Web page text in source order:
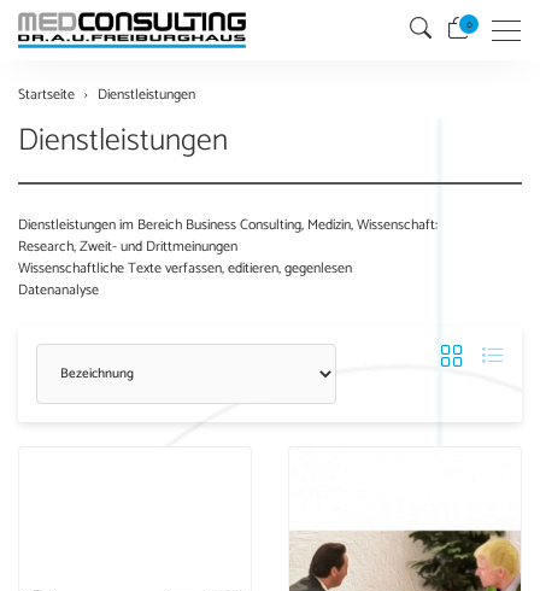
0 Menu
Startseite Dienstleistungen
Dienstleistungen
Dienstleistungen im Bereich Business Consulting, Medizin, Wissenschaft:
Research, Zweit- und Drittmeinungen
Wissenschaftliche Texte verfassen, editieren, gegenlesen
Datenanalyse
Sortierung